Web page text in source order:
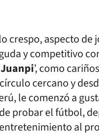
crespo, aspecto de
y competitivo
Juanpi’, como
cercano y
le comenzó a
probar el fútbol,
al